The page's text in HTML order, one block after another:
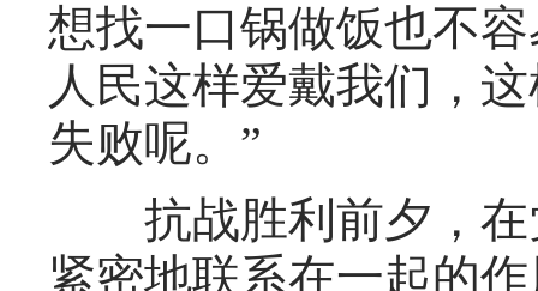
想找一口锅做饭也不
人民这样爱戴我们，
失败呢。”
抗战胜利前夕，在
紧密地联系在一起的